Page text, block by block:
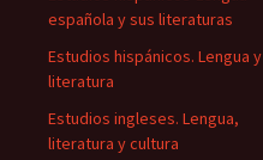
española y sus literaturas
Estudios hispánicos. Lengua y
literatura
Estudios ingleses. Lengua,
literatura y cultura